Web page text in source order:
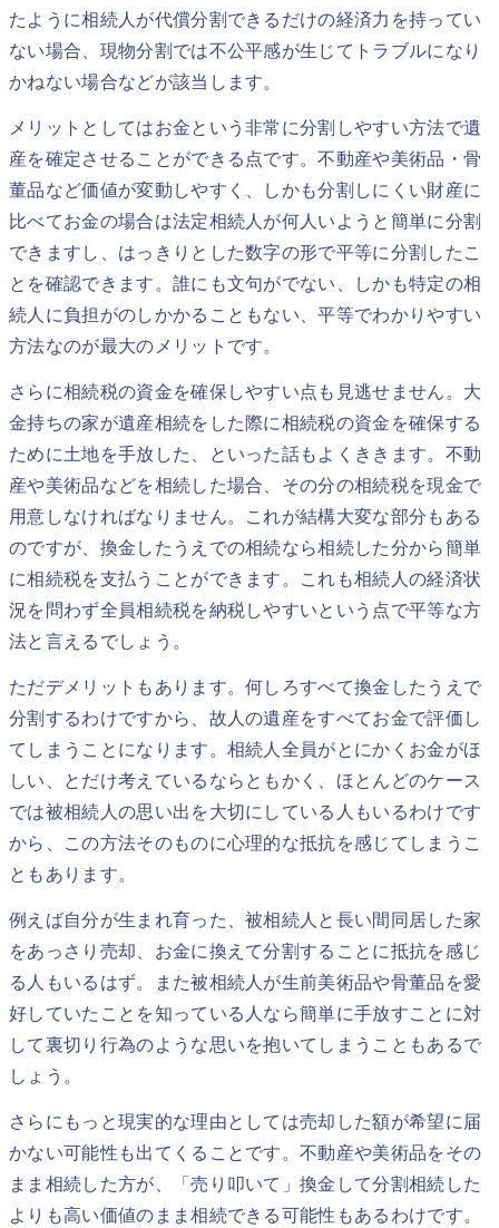
たように相続人が代償分割できるだけの経済力を持ってい
ない場合、現物分割では不公平感が生じてトラブルになり
かねない場合などが該当します。
メリットとしてはお金という非常に分割しやすい方法で遺
産を確定させることができる点です。不動産や美術品・骨
董品など価値が変動しやすく、しかも分割しにくい財産に
比べてお金の場合は法定相続人が何人いようと簡単に分割
できますし、はっきりとした数字の形で平等に分割したこ
とを確認できます。誰にも文句がでない、しかも特定の相
続人に負担がのしかかることもない、平等でわかりやすい
方法なのが最大のメリットです。
さらに相続税の資金を確保しやすい点も見逃せません。大
金持ちの家が遺産相続をした際に相続税の資金を確保する
ために土地を手放した、といった話もよくききます。不動
産や美術品などを相続した場合、その分の相続税を現金で
用意しなければなりません。これが結構大変な部分もある
のですが、換金したうえでの相続なら相続した分から簡単
に相続税を支払うことができます。これも相続人の経済状
況を問わず全員相続税を納税しやすいという点で平等な方
法と言えるでしょう。
ただデメリットもあります。何しろすべて換金したうえで
分割するわけですから、故人の遺産をすべてお金で評価し
てしまうことになります。相続人全員がとにかくお金がほ
しい、とだけ考えているならともかく、ほとんどのケース
では被相続人の思い出を大切にしている人もいるわけです
から、この方法そのものに心理的な抵抗を感じてしまうこ
ともあります。
例えば自分が生まれ育った、被相続人と長い間同居した家
をあっさり売却、お金に換えて分割することに抵抗を感じ
る人もいるはず。また被相続人が生前美術品や骨董品を愛
好していたことを知っている人なら簡単に手放すことに対
して裏切り行為のような思いを抱いてしまうこともあるで
しょう。
さらにもっと現実的な理由としては売却した額が希望に届
かない可能性も出てくることです。不動産や美術品をその
まま相続した方が、「売り叩いて」換金して分割相続した
よりも高い価値のまま相続できる可能性もあるわけです。